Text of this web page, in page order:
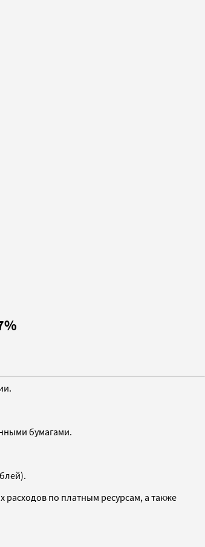
бумагами.
расходов по платным ресурсам, а также